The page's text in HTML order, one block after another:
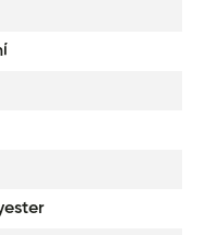
a certifikovány v